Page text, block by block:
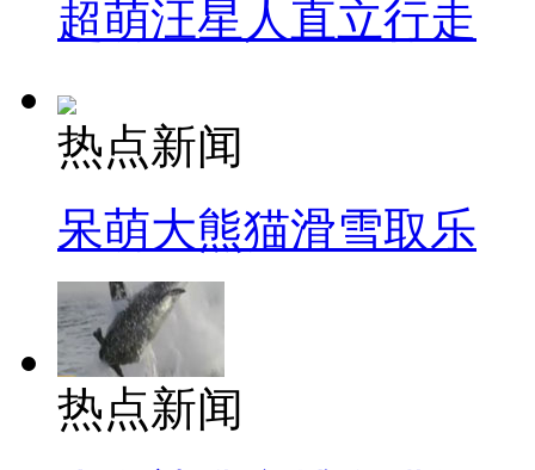
超萌汪星人直立行走
热点新闻
呆萌大熊猫滑雪取乐
热点新闻